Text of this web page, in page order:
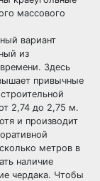
массового
вариант
из
Здесь
привычные
2,74 до 2,75 м.
и производит
метров в
наличие
чердака. Чтобы